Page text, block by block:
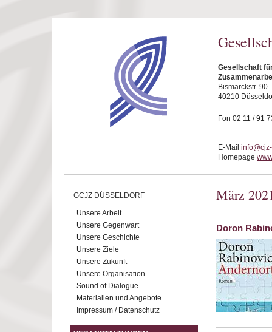
Gesellschaft
Bismarckstr. 90
40210
Fon 02 11 / 91
E-Mail
Homepage
GCJZ DÜSSELDORF
Unsere Arbeit
Unsere Gegenwart
Unsere Geschichte
Unsere Ziele
Unsere Zukunft
Unsere Organisation
Sound of Dialogue
Materialien und Angebote
Impressum / Datenschutz
März
Doron